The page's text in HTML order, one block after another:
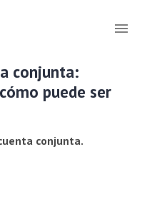
conjunta:
puede ser
conjunta.